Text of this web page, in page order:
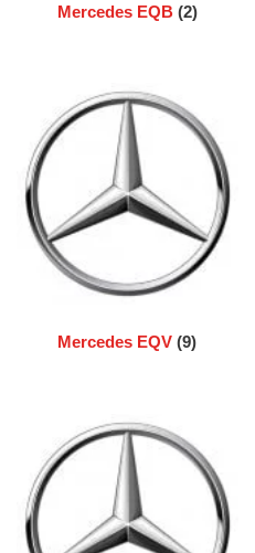
Mercedes EQB (2)
Mercedes EQV(9)